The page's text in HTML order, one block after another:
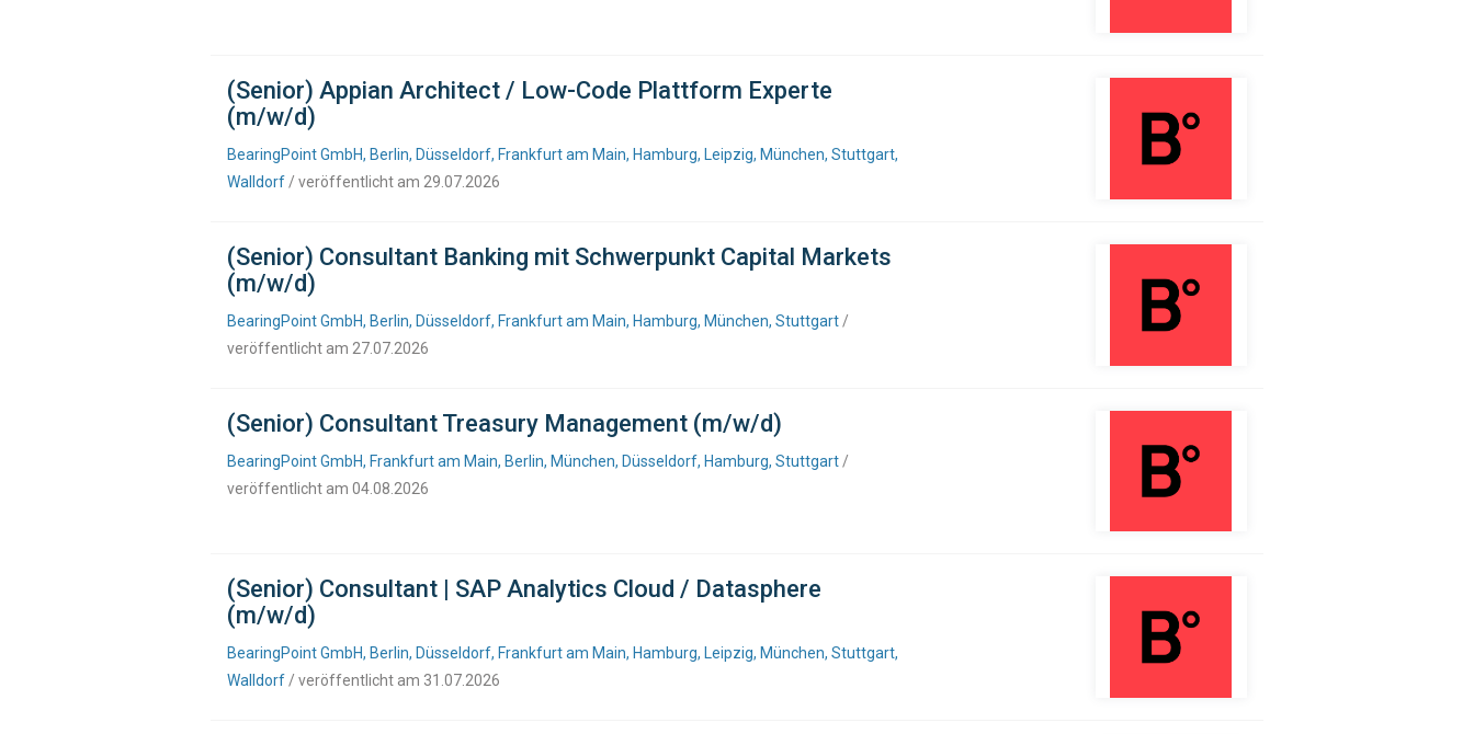
(Senior) Appian Architect / Low-Code Plattform Experte
(m/w/d)
BearingPoint GmbH, Berlin, Düsseldorf, Frankfurt am Main, Hamburg, Leipzig, München, Stuttgart,
Walldorf/ veröffentlicht am 29.07.2026
(Senior) Consultant Banking mit Schwerpunkt Capital Markets
(m/w/d)
BearingPoint GmbH, Berlin, Düsseldorf, Frankfurt am Main, Hamburg, München, Stuttgart /
veröffentlicht am 27.07.2026
(Senior) Consultant Treasury Management (m/w/d)
BearingPoint GmbH, Frankfurt am Main, Berlin, München, Düsseldorf, Hamburg, Stuttgart /
veröffentlicht am 04.08.2026
(Senior) Consultant | SAP Analytics Cloud / Datasphere
(m/w/d)
BearingPoint GmbH, Berlin, Düsseldorf, Frankfurt am Main, Hamburg, Leipzig, München, Stuttgart,
Walldorf/ veröffentlicht am 31.07.2026